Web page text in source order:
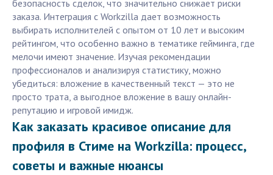
безопасность сделок, что значительно снижает риски
заказа. Интеграция с Workzilla дает возможность
выбирать исполнителей с опытом от 10 лет и высоким
рейтингом, что особенно важно в тематике гейминга, где
мелочи имеют значение. Изучая рекомендации
профессионалов и анализируя статистику, можно
убедиться: вложение в качественный текст — это не
просто тратa, а выгодное вложение в вашу онлайн-
репутацию и игровой имидж.
Как заказать красивое описание для
профиля в Стиме на Workzilla: процесс,
советы и важные нюансы